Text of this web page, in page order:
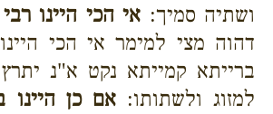
ושתיה סמיך: אי הכי היינו
דהוה מצי למימר אי הכי
ברייתא קמייתא נקט א"נ
למזוג ולשתותו:אם כן היינו